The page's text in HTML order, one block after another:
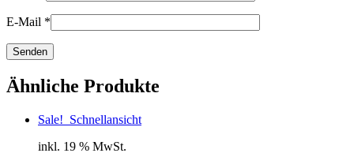
E-Mail *
Ähnliche Produkte
Sale! Schnellansicht
inkl. 19 % MwSt.